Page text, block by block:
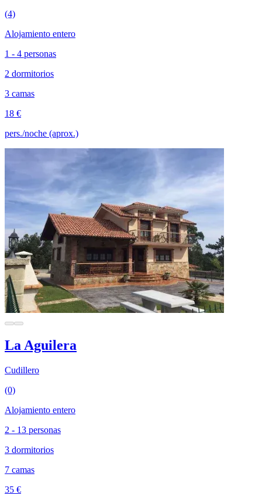
(4)
Alojamiento entero
1 - 4 personas
2 dormitorios
3 camas
18 €
pers./noche (aprox.)
La Aguilera
Cudillero
(0)
Alojamiento entero
2 - 13 personas
3 dormitorios
7 camas
35 €